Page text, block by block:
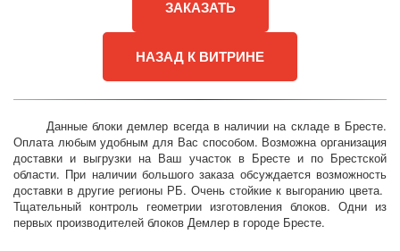
ЗАКАЗАТЬ
НАЗАД К ВИТРИНЕ
Данные блоки демлер всегда в наличии на складе в Бресте.
Оплата любым удобным для Вас способом. Возможна организация
доставки и выгрузки на Ваш участок в Бресте и по Брестской
области. При наличии большого заказа обсуждается возможность
доставки в другие регионы РБ. Очень стойкие к выгоранию цвета.
Тщательный контроль геометрии изготовления блоков. Одни из
первых производителей блоков Демлер в городе Бресте.